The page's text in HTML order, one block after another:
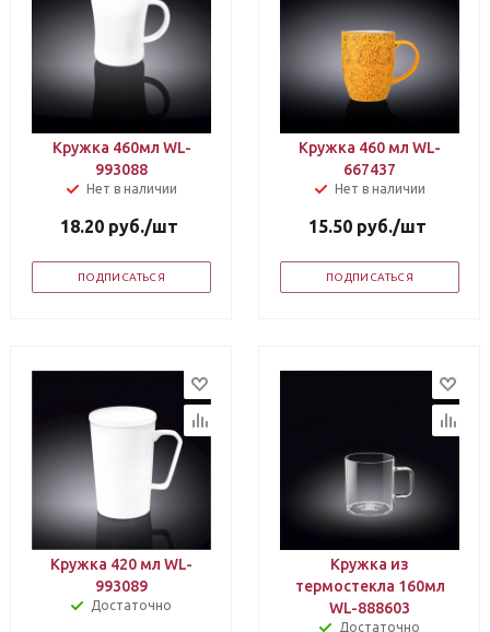
Кружка 460мл WL-
993088
Нет в наличии
18.20 руб./шт
ПОДПИСАТЬСЯ
Кружка 460 мл WL-
667437
Нет в наличии
15.50 руб./шт
ПОДПИСАТЬСЯ
Кружка 420 мл WL-
993089
Достаточно
Кружка из
термостекла 160мл
WL-888603
Достаточно